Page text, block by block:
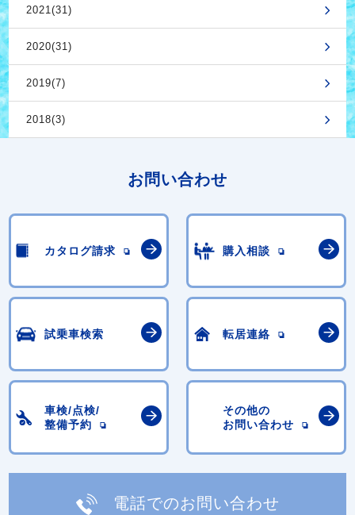
2021(31)
2020(31)
2019(7)
2018(3)
お問い合わせ
カタログ請求 購入相談
試乗車検索 転居連絡
車検/点検/
整備予約
その他の
お問い合わせ
電話でのお問い合わせ